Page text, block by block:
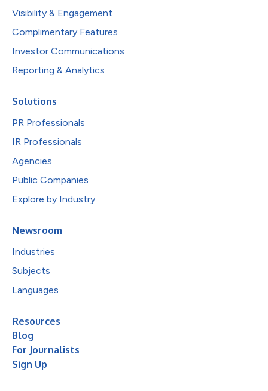
Visibility & Engagement
Complimentary Features
Investor Communications
Reporting & Analytics
Solutions
PR Professionals
IR Professionals
Agencies
Public Companies
Explore by Industry
Newsroom
Industries
Subjects
Languages
Resources
Blog
For Journalists
Sign Up